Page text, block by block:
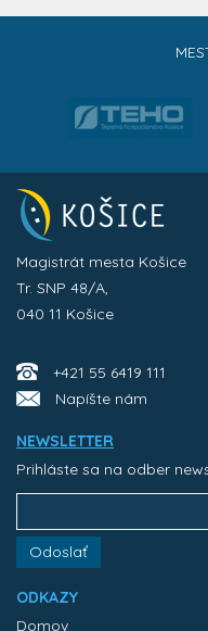
Magistrát mesta Košice
Tr. SNP 48/A,
040 11 Košice
+421 55 6419 111
Napíšte nám
NEWSLETTER
Prihláste sa na odber
Odoslať
ODKAZY
Domov